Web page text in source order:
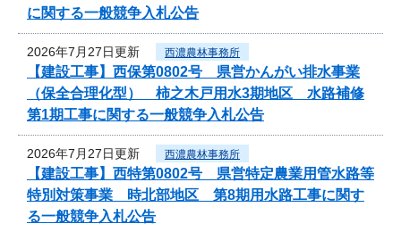
に関する一般競争入札公告
2026年7月27日更新 西濃農林事務所
【建設工事】西保第0802号 県営かんがい排水事業
（保全合理化型） 柿之木戸用水3期地区 水路補修
第1期工事に関する一般競争入札公告
2026年7月27日更新 西濃農林事務所
【建設工事】西特第0802号 県営特定農業用管水路等
特別対策事業 時北部地区 第8期用水路工事に関す
る一般競争入札公告